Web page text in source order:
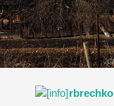
rbrechko